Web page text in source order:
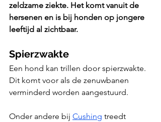
zeldzame ziekte. Het komt vanuit de
hersenen en is bij honden op jongere
leeftijd al zichtbaar.
Spierzwakte
Een hond kan trillen door spierzwakte.
Dit komt voor als de zenuwbanen
verminderd worden aangestuurd.
Onder andere bij Cushing treedt